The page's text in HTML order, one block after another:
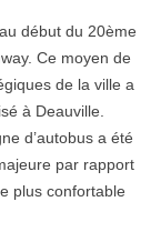
début du 20ème
Ce moyen de
de la ville a
à Deauville.
d’autobus a été
par rapport
plus confortable